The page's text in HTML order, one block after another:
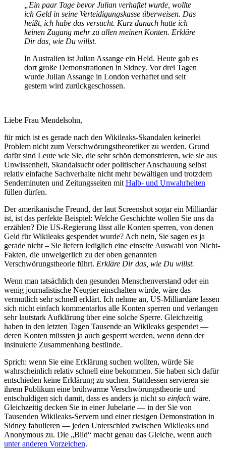
„Ein paar Tage bevor Julian verhaftet wurde, wollte
ich Geld in seine Verteidigungskasse überweisen. Das
heißt, ich habe das versucht. Kurz danach hatte ich
keinen Zugang mehr zu allen meinen Konten. Erkläre
Dir das, wie Du willst.
In Australien ist Julian Assange ein Held. Heute gab es
dort große Demonstrationen in Sidney. Vor drei Tagen
wurde Julian Assange in London verhaftet und seit
gestern wird zurückgeschossen.
Liebe Frau Mendelsohn,
für mich ist es gerade nach den Wikileaks-Skandalen keinerlei
Problem nicht zum Verschwörungstheoretiker zu werden. Grund
dafür sind Leute wie Sie, die sehr schön demonstrieren, wie sie aus
Unwissenheit, Skandalsucht oder politischer Anschauung selbst
relativ einfache Sachverhalte nicht mehr bewältigen und trotzdem
Sendeminuten und Zeitungsseiten mit Halb- und Unwahrheiten
füllen dürfen.
Der amerikanische Freund, der laut Screenshot sogar ein Milliardär
ist, ist das perfekte Beispiel: Welche Geschichte wollen Sie uns da
erzählen? Die US-Regierung lässt alle Konten sperren, von denen
Geld für Wikileaks gespendet wurde? Ach nein, Sie sagen es ja
gerade nicht – Sie liefern lediglich eine einseite Auswahl von Nicht-
Fakten, die unweigerlich zu der oben genannten
Verschwörungstheorie führt. Erkläre Dir das, wie Du willst.
Wenn man tatsächlich den gesunden Menschenverstand oder ein
wenig journalistische Neugier einschalten würde, wäre das
vermutlich sehr schnell erklärt. Ich nehme an, US-Milliardäre lassen
sich nicht einfach kommentarlos alle Konten sperren und verlangen
sehr lautstark Aufklärung über eine solche Sperre. Gleichzeitig
haben in den letzten Tagen Tausende an Wikileaks gespendet —
deren Konten müssten ja auch gesperrt werden, wenn denn der
insinuierte Zusammenhang bestünde.
Sprich: wenn Sie eine Erklärung suchen wollten, würde Sie
wahrscheinlich relativ schnell eine bekommen. Sie haben sich dafür
entschieden keine Erklärung zu suchen. Stattdessen servieren sie
ihrem Publikum eine brühwarme Verschwörungstheorie und
entschuldigen sich damit, dass es anders ja nicht so einfach wäre.
Gleichzeitig decken Sie in einer Jubelarie — in der Sie von
Tausenden Wikileaks-Servern und einer riesigen Demonstration in
Sidney fabulieren — jeden Unterschied zwischen Wikileaks und
Anonymous zu. Die „Bild“ macht genau das Gleiche, wenn auch
unter anderen Vorzeichen.